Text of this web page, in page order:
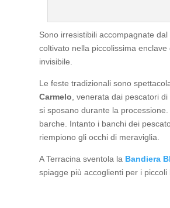
Sono irresistibili accompagnate dal
coltivato nella piccolissima
invisibile.
Le feste tradizionali sono
Carmelo , venerata dai pescatori
si sposano durante la
barche. Intanto i banchi dei
riempiono gli occhi di meraviglia.
A Terracina sventola la Bandiera
spiagge più accoglienti per i piccoli